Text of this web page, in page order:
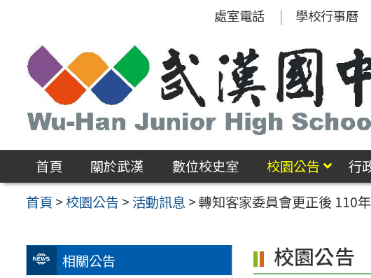
區
處室電話 學校行事曆
首頁 關於武漢 數位校史室 校園公告 行
首頁 >校園公告 > 活動訊息 >轉知客家委員會更正後 110
相關公告 校園公告